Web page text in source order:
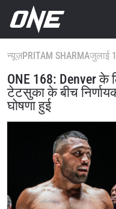
न्यूज़PRITAM SHARMAजुलाई
ONE 168: Denver के
टेटसुका के बीच
घोषणा हुई